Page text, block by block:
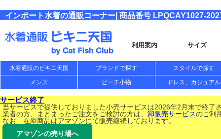
インポート水着の通販コーナー| 商品番号 LPQCAY1027-
利用案内 サイズ
水着通販のビキニ天国 ブランドで探す スタイルで探す
メンズ ビーチ小物 ドレス、カジュアル
サービス終了
当サービスで提供しておりました小売サービスは2026年2月末で終了
業者の方、まとまったご注文をご検討の方は、 卸販売サービスのご利
なお、在庫商品はアマゾンにて販売継続しております。
アマゾンの売り場へ